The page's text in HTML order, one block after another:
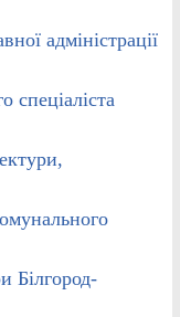
адміністрації
спеціаліста
Білгород-